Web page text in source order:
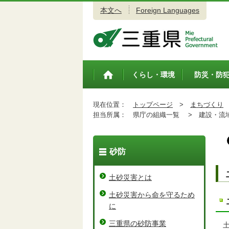
本文へ Foreign Languages
トップペ
くらし・環境 防災・防
現在位置： トップページ > まちづくり
担当所属：
県庁の組織一覧 > 建設・流
土
砂防
土砂災害とは
土砂災害から命を守るため
に
三重県の砂防事業